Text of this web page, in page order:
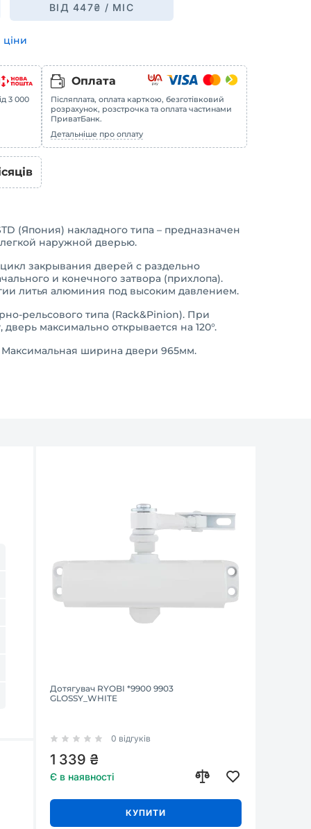
ВІД447₴ / МІС
3 000
Оплата
Післяплата, оплата карткою, безготівковий
розрахунок, розстрочка та оплата частинами
ПриватБанк.
Детальніше про оплату
(Япония) накладного типа – предназначен
наружной дверью.
закрывания дверей с раздельно
и конечного затвора (прихлопа).
литья алюминия под высоким давлением.
рельсового типа (Rack&Pinion). При
максимально открывается на 120°.
ширина двери 965мм.
Дотягувач RYOBI *9900 9903
GLOSSY_WHITE
0 відгуків
1 339 ₴
Є в наявності
КУПИТИ